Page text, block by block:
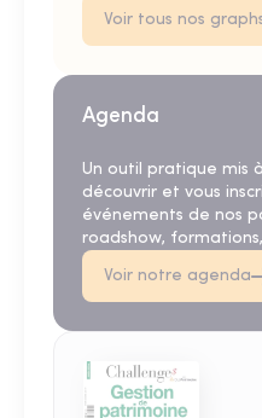
Voir tous nos
Agenda
Un outil pratique mis
découvrir et vous
événements de nos
roadshow,
Voir notre agenda